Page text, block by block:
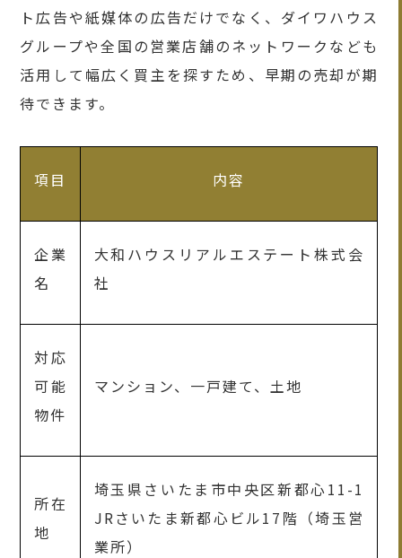
ト広告や紙媒体の広告だけでなく、ダイワハウス
グループや全国の営業店舗のネットワークなども
活用して幅広く買主を探すため、早期の売却が期
待できます。
項目 内容
企業
名
大和ハウスリアルエステート株式会
社
対応
可能
物件
マンション、一戸建て、土地
所在
地
埼玉県さいたま市中央区新都心11-1
JRさいたま新都心ビル17階（埼玉営
業所）